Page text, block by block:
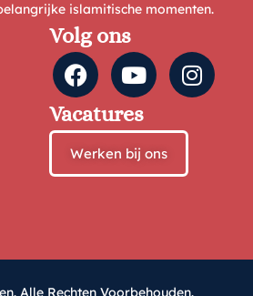
islamitische momenten.
Volg ons
Vacatures
Werken bij ons
Alle Rechten Voorbehouden.